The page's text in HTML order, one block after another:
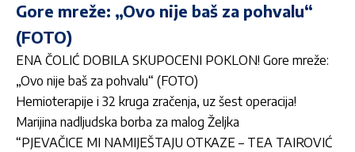
Gore mreže: „Ovo nije baš za pohvalu“
(FOTO)
ENA ČOLIĆ DOBILA SKUPOCENI POKLON! Gore mreže:
„Ovo nije baš za pohvalu“ (FOTO)
Hemioterapije i 32 kruga zračenja, uz šest operacija!
Marijina nadljudska borba za malog Željka
“PJEVAČICE MI NAMIJEŠTAJU OTKAZE – TEA TAIROVIĆ